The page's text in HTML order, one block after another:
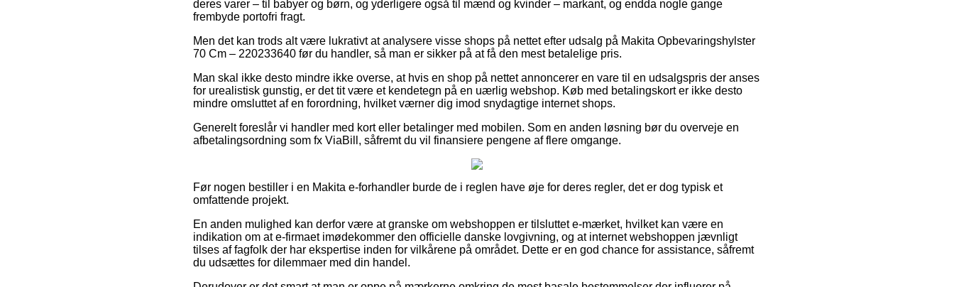
deres varer – til babyer og børn, og yderligere også til mænd og kvinder – markant, og endda nogle gange
frembyde portofri fragt.
Men det kan trods alt være lukrativt at analysere visse shops på nettet efter udsalg på Makita Opbevaringshylster
70 Cm – 220233640 før du handler, så man er sikker på at få den mest betalelige pris.
Man skal ikke desto mindre ikke overse, at hvis en shop på nettet annoncerer en vare til en udsalgspris der anses
for urealistisk gunstig, er det tit være et kendetegn på en uærlig webshop. Køb med betalingskort er ikke desto
mindre omsluttet af en forordning, hvilket værner dig imod snydagtige internet shops.
Generelt foreslår vi handler med kort eller betalinger med mobilen. Som en anden løsning bør du overveje en
afbetalingsordning som fx ViaBill, såfremt du vil finansiere pengene af flere omgange.
Før nogen bestiller i en Makita e-forhandler burde de i reglen have øje for deres regler, det er dog typisk et
omfattende projekt.
En anden mulighed kan derfor være at granske om webshoppen er tilsluttet e-mærket, hvilket kan være en
indikation om at e-firmaet imødekommer den officielle danske lovgivning, og at internet webshoppen jævnligt
tilses af fagfolk der har ekspertise inden for vilkårene på området. Dette er en god chance for assistance, såfremt
du udsættes for dilemmaer med din handel.